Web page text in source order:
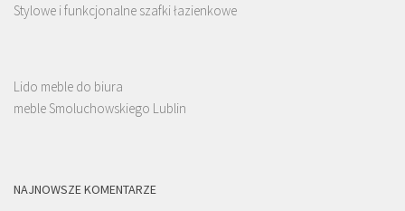
Stylowe i funkcjonalne szafki łazienkowe
Lido meble do biura
meble Smoluchowskiego Lublin
NAJNOWSZE KOMENTARZE